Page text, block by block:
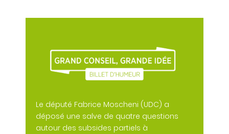
Le député Fabrice Moscheni (UDC) a
déposé une salve de quatre questions
autour des subsides partiels à